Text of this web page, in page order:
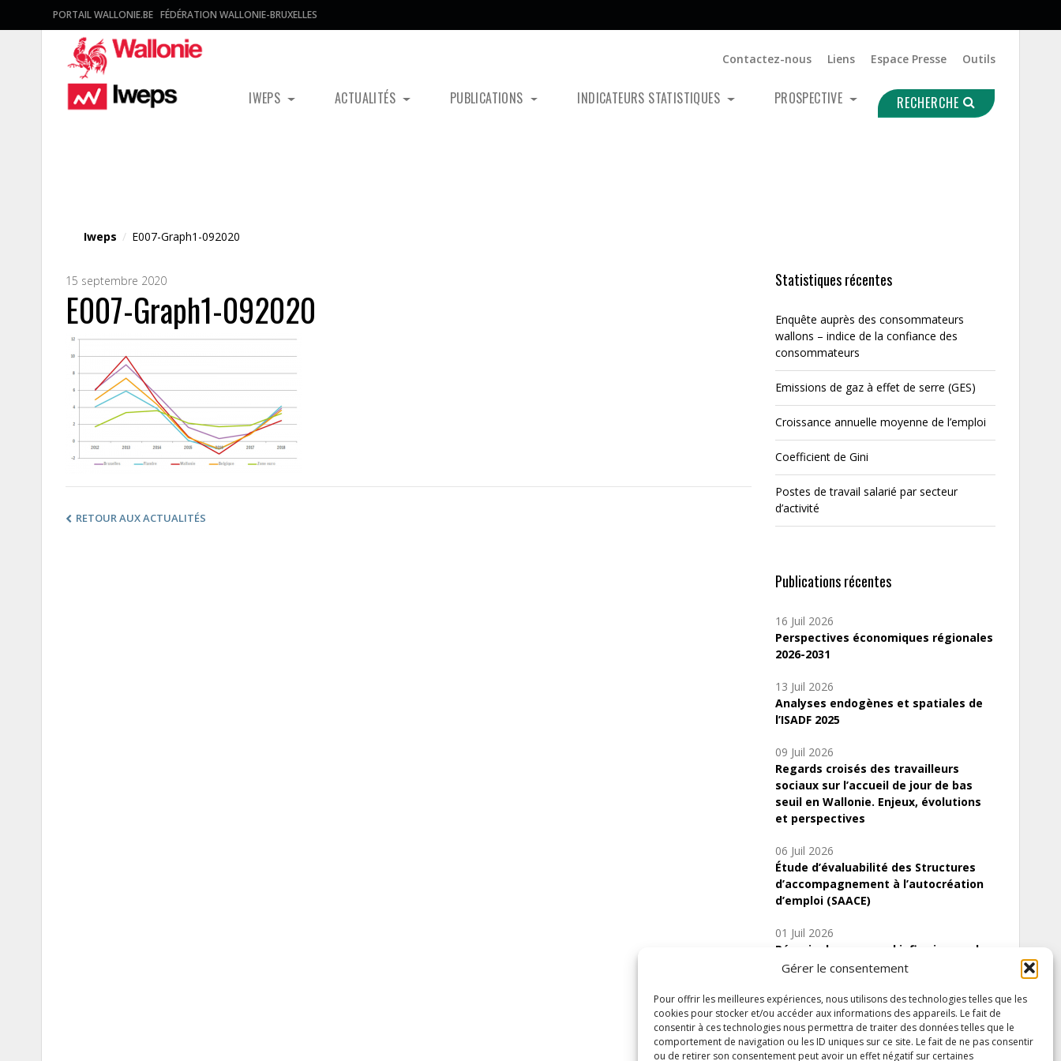
Gérer le consentement
Pour offrir les meilleures expériences, nous utilisons des technologies telles que les
cookies pour stocker et/ou accéder aux informations des appareils. Le fait de
consentir à ces technologies nous permettra de traiter des données telles que le
comportement de navigation ou les ID uniques sur ce site. Le fait de ne pas consentir
ou de retirer son consentement peut avoir un effet négatif sur certaines
PORTAIL WALLONIE.BE FÉDÉRATION WALLONIE-BRUXELLES
Contactez-nous Liens Espace Presse Outils
IWEPS ACTUALITÉS PUBLICATIONS INDICATEURS STATISTIQUES PROSPECTIVE RECHERCHE
Iweps / E007-Graph1-092020
15 septembre 2020
E007-Graph1-092020
RETOUR AUX ACTUALITÉS
Statistiques récentes
Enquête auprès des consommateurs
wallons – indice de la confiance des
consommateurs
Emissions de gaz à effet de serre (GES)
Croissance annuelle moyenne de l’emploi
Coefficient de Gini
Postes de travail salarié par secteur
d’activité
Publications récentes
16 Juil 2026
Perspectives économiques régionales
2026-2031
13 Juil 2026
Analyses endogènes et spatiales de
l’ISADF 2025
09 Juil 2026
Regards croisés des travailleurs
sociaux sur l’accueil de jour de bas
seuil en Wallonie. Enjeux, évolutions
et perspectives
06 Juil 2026
Étude d’évaluabilité des Structures
d’accompagnement à l’autocréation
d’emploi (SAACE)
01 Juil 2026
Pénurie du personnel infirmier :quels
indicateurs d’offre de soins pour
Inscrivez-vous à notre newsletter